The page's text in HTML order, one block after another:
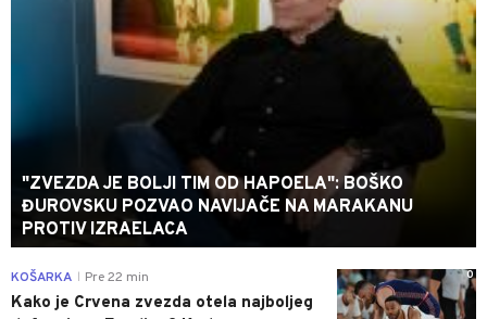
"ZVEZDA JE BOLJI TIM OD HAPOELA": BOŠKO
ĐUROVSKU POZVAO NAVIJAČE NA MARAKANU
PROTIV IZRAELACA
0
KOŠARKA Pre 22 min
Kako je Crvena zvezda otela najboljeg